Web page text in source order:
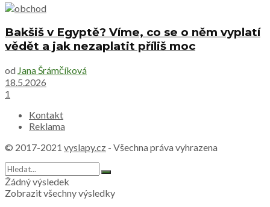
Bakšiš v Egyptě? Víme, co se o něm vyplatí
vědět a jak nezaplatit příliš moc
od Jana Šrámčíková
18.5.2026
1
Kontakt
Reklama
© 2017-2021 vyslapy.cz - Všechna práva vyhrazena
Žádný výsledek
Zobrazit všechny výsledky